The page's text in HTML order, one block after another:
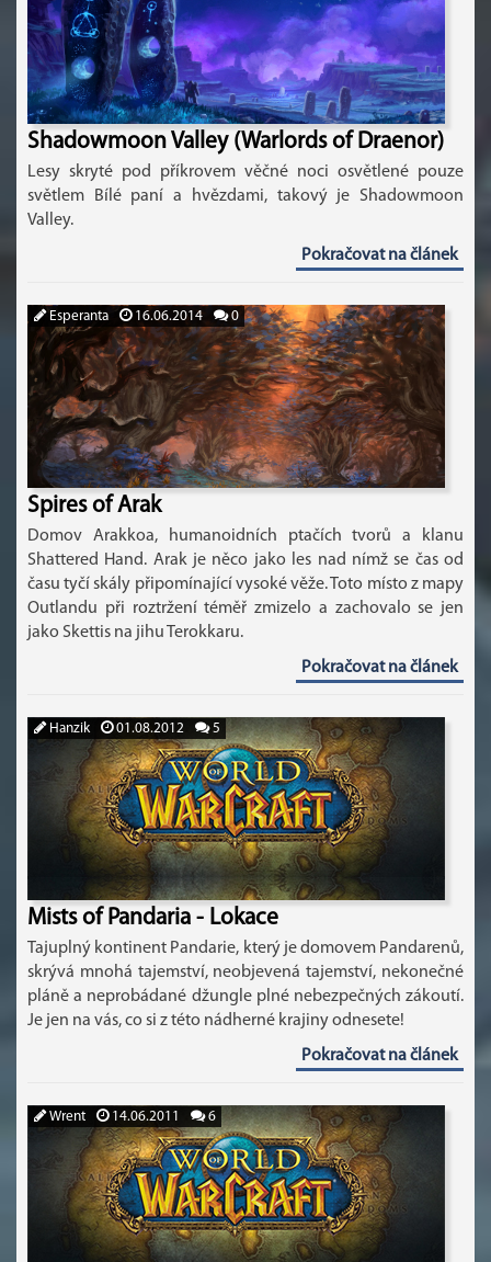
Shadowmoon Valley (Warlords of Draenor)
Lesy skryté pod příkrovem věčné noci osvětlené pouze
světlem Bílé paní a hvězdami, takový je Shadowmoon
Valley.
Pokračovat na článek
Esperanta 16.06.2014 0
Spires of Arak
Domov Arakkoa, humanoidních ptačích tvorů a klanu
Shattered Hand. Arak je něco jako les nad nímž se čas od
času tyčí skály připomínající vysoké věže. Toto místo z mapy
Outlandu při roztržení téměř zmizelo a zachovalo se jen
jako Skettis na jihu Terokkaru.
Pokračovat na článek
Hanzik 01.08.2012 5
Mists of Pandaria - Lokace
Tajuplný kontinent Pandarie, který je domovem Pandarenů,
skrývá mnohá tajemství, neobjevená tajemství, nekonečné
pláně a neprobádané džungle plné nebezpečných zákoutí.
Je jen na vás, co si z této nádherné krajiny odnesete!
Pokračovat na článek
Wrent 14.06.2011 6